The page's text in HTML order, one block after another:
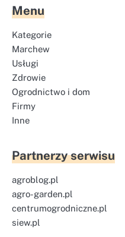
Menu
Kategorie
Marchew
Usługi
Zdrowie
Ogrodnictwo i dom
Firmy
Inne
Partnerzy serwisu
agroblog.pl
agro-garden.pl
centrumogrodniczne.pl
siew.pl